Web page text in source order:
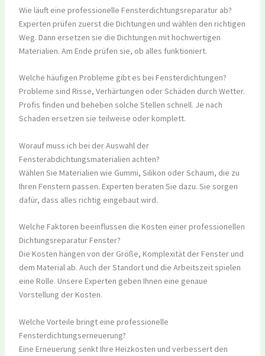
Wie läuft eine professionelle Fensterdichtungsreparatur ab?
Experten prüfen zuerst die Dichtungen und wählen den richtigen
Weg. Dann ersetzen sie die Dichtungen mit hochwertigen
Materialien. Am Ende prüfen sie, ob alles funktioniert.
Welche häufigen Probleme gibt es bei Fensterdichtungen?
Probleme sind Risse, Verhärtungen oder Schäden durch Wetter.
Profis finden und beheben solche Stellen schnell. Je nach
Schaden ersetzen sie teilweise oder komplett.
Worauf muss ich bei der Auswahl der
Fensterabdichtungsmaterialien achten?
Wählen Sie Materialien wie Gummi, Silikon oder Schaum, die zu
Ihren Fenstern passen. Experten beraten Sie dazu. Sie sorgen
dafür, dass alles richtig eingebaut wird.
Welche Faktoren beeinflussen die Kosten einer professionellen
Dichtungsreparatur Fenster?
Die Kosten hängen von der Größe, Komplexität der Fenster und
dem Material ab. Auch der Standort und die Arbeitszeit spielen
eine Rolle. Unsere Experten geben Ihnen eine genaue
Vorstellung der Kosten.
Welche Vorteile bringt eine professionelle
Fensterdichtungserneuerung?
Eine Erneuerung senkt Ihre Heizkosten und verbessert den